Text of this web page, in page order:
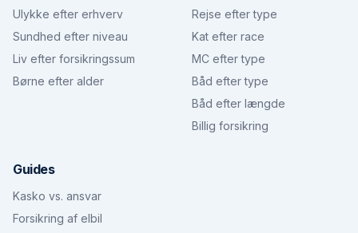
Ulykke efter erhverv
Sundhed efter niveau
Liv efter forsikringssum
Børne efter alder
Rejse efter type
Kat efter race
MC efter type
Båd efter type
Båd efter længde
Billig forsikring
Guides
Kasko vs. ansvar
Forsikring af elbil